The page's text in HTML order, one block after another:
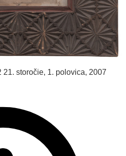
21. storočie, 1. polovica, 2007